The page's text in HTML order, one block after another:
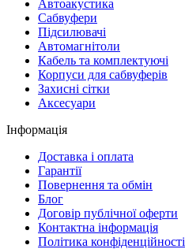
Автоакустика
Cабвуфери
Підсилювачі
Автомагнітоли
Кабель та комплектуючі
Корпуси для сабвуферів
Захисні сітки
Аксесуари
Інформація
Доставка і оплата
Гарантії
Повернення та обмін
Блог
Договір публічної оферти
Контактна інформація
Політика конфіденційності